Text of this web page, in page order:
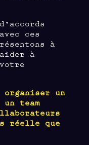
ces
à
à
organiser un
team
réelle que